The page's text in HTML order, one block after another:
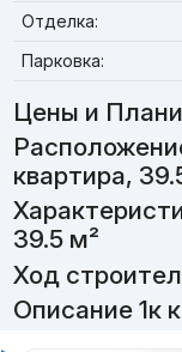
Отделка:
Парковка:
Цены и
квартира,
39.5 м²
Ход
Описание 1к